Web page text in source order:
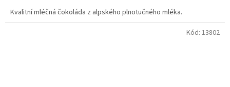
Kvalitní mléčná čokoláda z alpského plnotučného mléka.
Kód: 13802